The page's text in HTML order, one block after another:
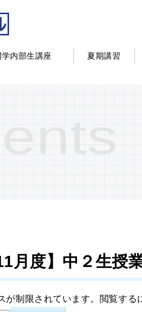
学内部生講座 夏期講習
月度】中２生授
が制限されています。閲覧する